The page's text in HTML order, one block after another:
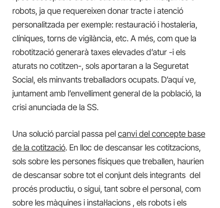
robots, ja que requereixen donar tracte i atenció
personalitzada per exemple: restauració i hostaleria,
clíniques, torns de vigilància, etc. A més, com que la
robotització generarà taxes elevades d’atur -i els
aturats no cotitzen-, sols aportaran a la Seguretat
Social, els minvants treballadors ocupats. D’aquí ve,
juntament amb l’envelliment general de la població, la
crisi anunciada de la SS.
Una solució parcial passa pel canvi del concepte base
de la cotització. En lloc de descansar les cotitzacions,
sols sobre les persones físiques que treballen, haurien
de descansar sobre tot el conjunt dels integrants del
procés productiu, o sigui, tant sobre el personal, com
sobre les màquines i instal·lacions , els robots i els